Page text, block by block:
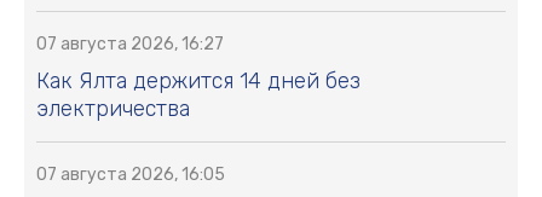
07 августа 2026, 16:27
Как Ялта держится 14 дней без
электричества
07 августа 2026, 16:05